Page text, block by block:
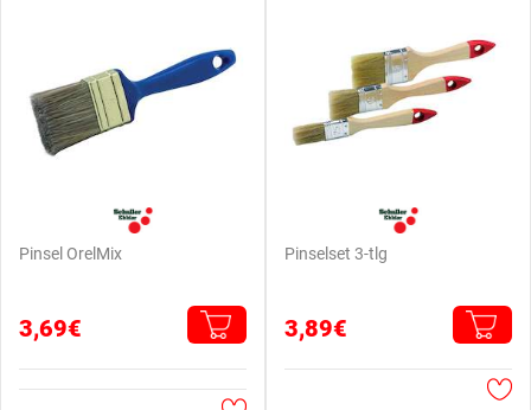
Pinsel OrelMix
3,69€
Pinselset 3-tlg
3,89€